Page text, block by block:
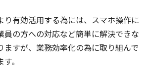
り有効活用する為には、スマホ操作に
員の方への対応など簡単に解決できな
ますが、業務効率化の為に取り組んで
。